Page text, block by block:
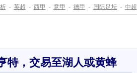
- 英超 - 西甲 - 意甲 - 德甲 - 国际足坛 - 中超
特，交易至湖人或黄蜂